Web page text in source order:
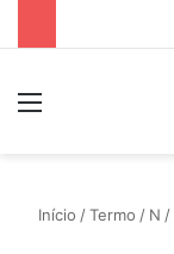
Início /Termo / N /